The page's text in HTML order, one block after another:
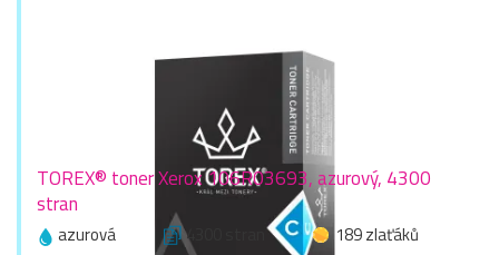
TOREX® toner Xerox 106R03693, azurový, 4300
stran
azurová 4300 stran
189 zlaťáků